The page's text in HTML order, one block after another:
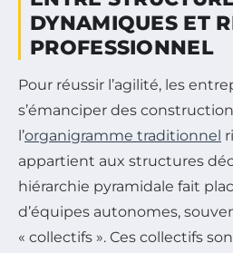
DYNAMIQUES ET
PROFESSIONNEL
Pour réussir l’agilité, les
s’émanciper des
l’organigramme traditionnel
appartient aux structures
hiérarchie pyramidale fait
d’équipes autonomes,
« collectifs ». Ces collectifs